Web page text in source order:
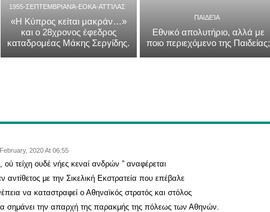
1955-ΣΕΠΤΕΜΒΡΙΑΝΆ-ΕΟΚΑ-ΑΤΤΊΛΑΣ
«Η Κύπρος κείται μακράν…»
και ο 28χρονος έφεδρος
καταδρομέας Μάκης Σεργίδης.
ΠΑΙΔΕΊΑ
Εθνικό απολυτήριο, αλλά με
ποιο περιεχόμενο της Παιδείας;
2020 At 06:55
τείχη ουδέ νήες κεναί ανδρών ” αναφέρεται
αντίθετος με την Σικελική Εκστρατεία που επέβαλε
να καταστραφεί ο Αθηναϊκός στρατός και στόλος
σημάνει την απαρχή της παρακμής της πόλεως των Αθηνών.